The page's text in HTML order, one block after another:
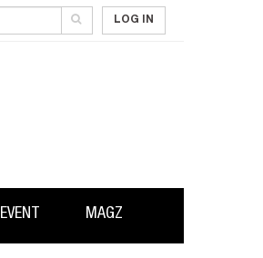
LOG IN
EVENT MAGZ